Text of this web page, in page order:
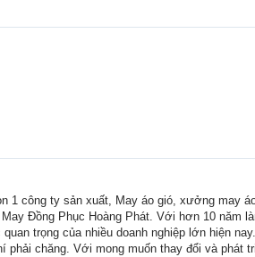
1 công ty sản xuất, May áo gió, xưởng may
Đồng Phục Hoàng Phát. Với hơn 10 năm
trọng của nhiều doanh nghiệp lớn hiện nay.
chăng. Với mong muốn thay đổi và phát